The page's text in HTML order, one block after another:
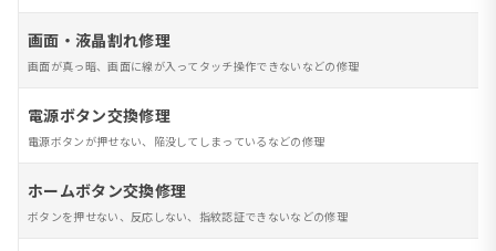
画面・液晶割れ修理
画面が真っ暗、画面に線が入ってタッチ操作できないなどの修理
電源ボタン交換修理
電源ボタンが押せない、陥没してしまっているなどの修理
ホームボタン交換修理
ボタンを押せない、反応しない、指紋認証できないなどの修理